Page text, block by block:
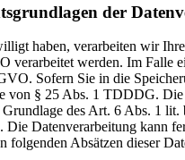
der
haben, verarbeiten wir
verarbeitet werden. Im Falle
Sofern Sie in die
von § 25 Abs. 1 TDDDG.
des Art. 6 Abs. 1
Datenverarbeitung kann
folgenden Absätzen dieser